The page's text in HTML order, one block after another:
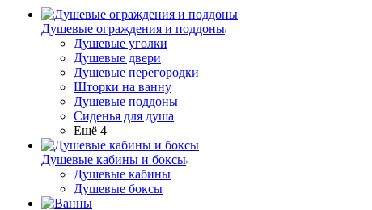
Душевые ограждения и поддоны
Душевые уголки
Душевые двери
Душевые перегородки
Шторки на ванну
Душевые поддоны
Сиденья для душа
Ещё 4
Душевые кабины и боксы
Душевые кабины
Душевые боксы